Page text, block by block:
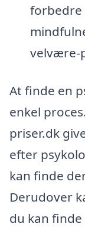
forbedre
velvære-
At finde en
enkel
priser.dk
efter
kan finde
Derudover
du kan